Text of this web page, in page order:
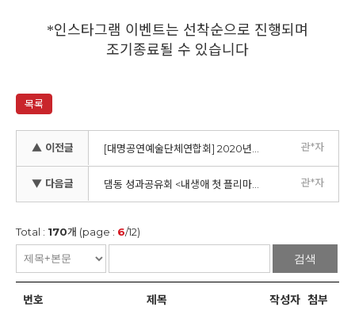
*인스타그램 이벤트는 선착순으로 진행되며
조기종료될 수 있습니다
목록
▲ 이전글 관*자
▼ 다음글 관*자
Total : 170개 (page : 6/12)
검색
번호 제목 작성자 첨부